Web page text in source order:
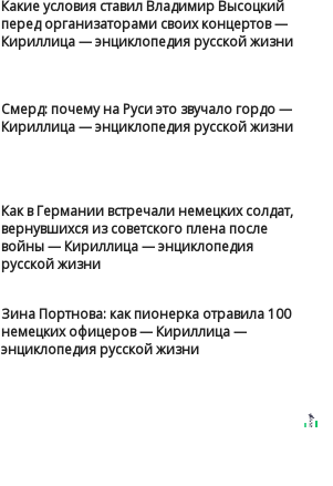
Какие условия ставил Владимир Высоцкий
перед организаторами своих концертов —
Кириллица — энциклопедия русской жизни
Смерд: почему на Руси это звучало гордо —
Кириллица — энциклопедия русской жизни
Как в Германии встречали немецких солдат,
вернувшихся из советского плена после
войны — Кириллица — энциклопедия
русской жизни
Зина Портнова: как пионерка отравила 100
немецких офицеров — Кириллица —
энциклопедия русской жизни